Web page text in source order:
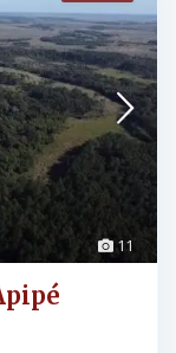
11